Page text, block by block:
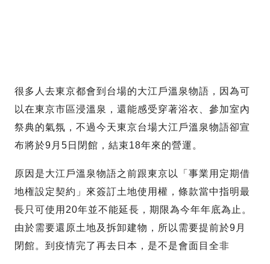
很多人去東京都會到台場的大江戶溫泉物語，因為可
以在東京市區浸溫泉，還能感受穿著浴衣、參加室內
祭典的氣氛，不過今天東京台場大江戶溫泉物語卻宣
布將於9月5日閉館，結束18年來的營運。
原因是大江戶溫泉物語之前跟東京以「事業用定期借
地権設定契約」來簽訂土地使用權，條款當中指明最
長只可使用20年並不能延長，期限為今年年底為止。
由於需要還原土地及拆卸建物，所以需要提前於9月
閉館。到疫情完了再去日本，是不是會面目全非